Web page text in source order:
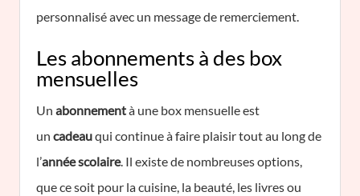
personnalisé avec un message de remerciement.
Les abonnements à des box
mensuelles
Un abonnementà une box mensuelle est
un cadeauqui continue à faire plaisir tout au long de
l’année scolaire. Il existe de nombreuses options,
que ce soit pour la cuisine, la beauté, les livres ou